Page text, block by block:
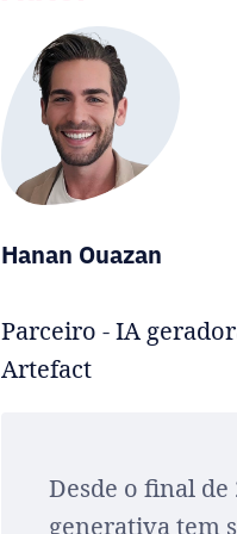
Hanan Ouazan
Parceiro - IA
Artefact
Desde o final
generativa tem